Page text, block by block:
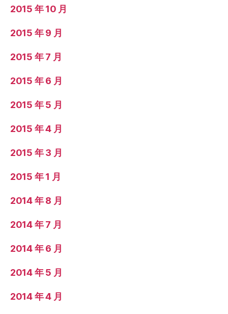
2015 年 10 月
2015 年 9 月
2015 年 7 月
2015 年 6 月
2015 年 5 月
2015 年 4 月
2015 年 3 月
2015 年 1 月
2014 年 8 月
2014 年 7 月
2014 年 6 月
2014 年 5 月
2014 年 4 月